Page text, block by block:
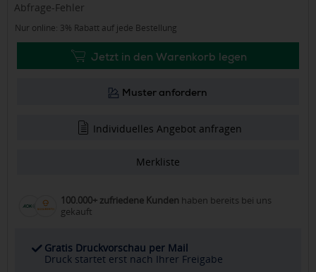
Abfrage-Fehler
Nur online: 3% Rabatt auf jede Bestellung
Jetzt in den Warenkorb legen
Muster anfordern
Individuelles Angebot anfragen
Merkliste
100.000+ zufriedene Kunden haben bereits bei uns
gekauft
Gratis Druckvorschau per Mail
Druck startet erst nach Ihrer Freigabe